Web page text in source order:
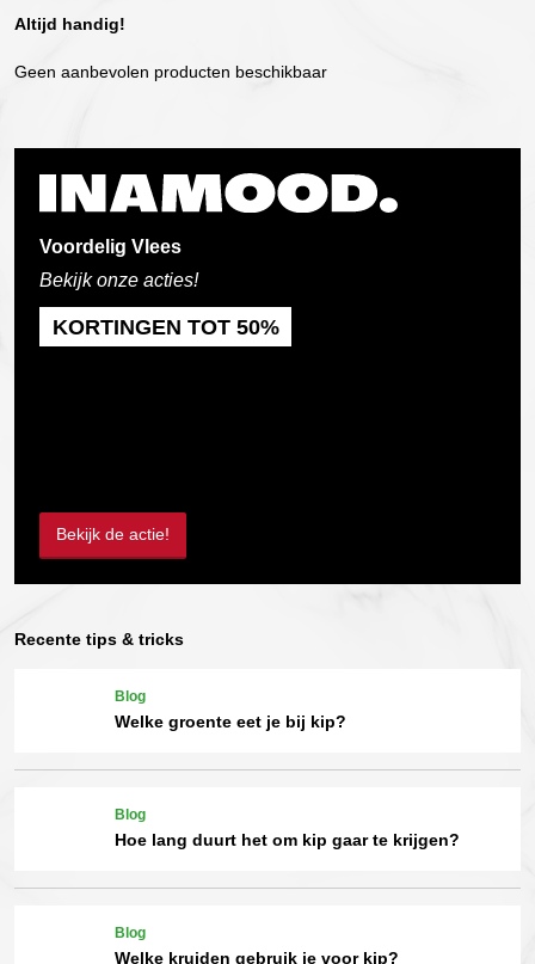
Altijd handig!
Geen aanbevolen producten beschikbaar
Voordelig Vlees
Bekijk onze acties!
KORTINGEN TOT 50%
Bekijk de actie!
Recente tips & tricks
Blog
Welke groente eet je bij kip?
Blog
Hoe lang duurt het om kip gaar te krijgen?
Blog
Welke kruiden gebruik je voor kip?